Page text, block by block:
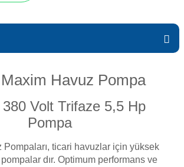
Havuz
Yosun Öldürücü
Havuz Pompa
Volt Trifaze 5,5 Hp
Pompa
Pompaları, ticari havuzlar için yüksek
pompalar dır. Optimum performans ve